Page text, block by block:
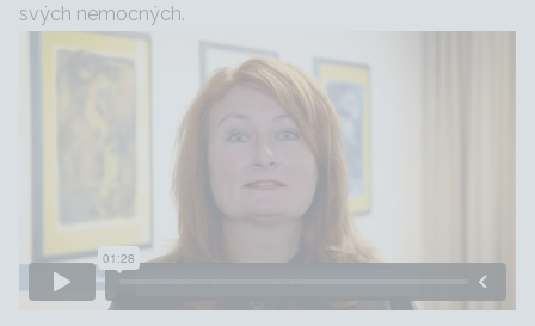
svých nemocných.